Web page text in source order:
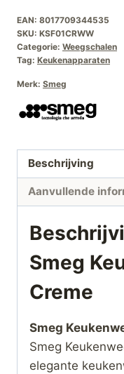
aantal
EAN: 8017709344535
SKU: KSF01CRWW
Categorie: Weegschalen
Tag: Keukenapparaten
Merk: Smeg
Beschrijving
Aanvullende
Smeg
Creme
Smeg
Smeg
elegante